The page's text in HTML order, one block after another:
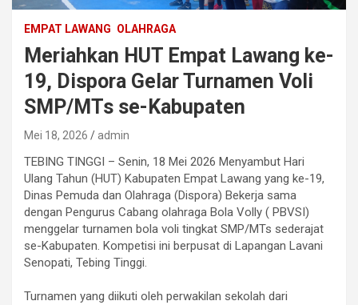
EMPAT LAWANG OLAHRAGA
Meriahkan HUT Empat Lawang ke-
19, Dispora Gelar Turnamen Voli
SMP/MTs se-Kabupaten
Mei 18, 2026 admin
TEBING TINGGI – Senin, 18 Mei 2026 Menyambut Hari
Ulang Tahun (HUT) Kabupaten Empat Lawang yang ke-19,
Dinas Pemuda dan Olahraga (Dispora) Bekerja sama
dengan Pengurus Cabang olahraga Bola Volly ( PBVSI)
menggelar turnamen bola voli tingkat SMP/MTs sederajat
se-Kabupaten. Kompetisi ini berpusat di Lapangan Lavani
Senopati, Tebing Tinggi.
‎​Turnamen yang diikuti oleh perwakilan sekolah dari